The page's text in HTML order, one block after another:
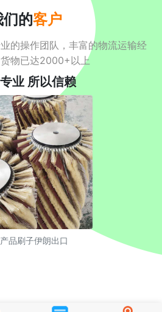
们的客户
的操作团队，丰富的物流运输经
物已达2000+以上
业 所以信赖
品刷子伊朗出口